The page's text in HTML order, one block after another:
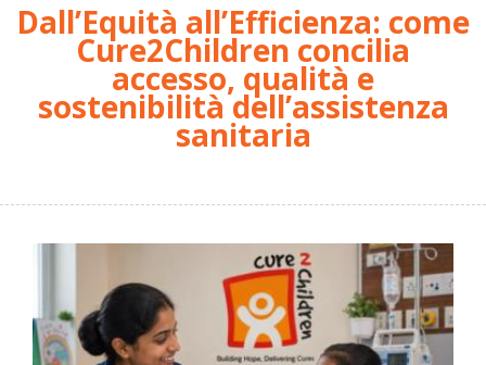
Dall’Equità all’Efficienza: come
Cure2Children concilia
accesso, qualità e
sostenibilità dell’assistenza
sanitaria